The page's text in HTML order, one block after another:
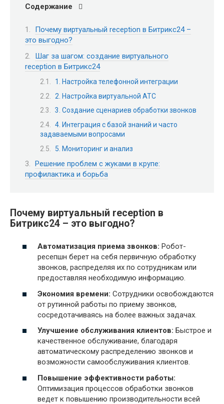
Содержание
Почему виртуальный reception в Битрикс24 –
это выгодно?
Шаг за шагом: создание виртуального
reception в Битрикс24
1. Настройка телефонной интеграции
2. Настройка виртуальной АТС
3. Создание сценариев обработки звонков
4. Интеграция с базой знаний и часто
задаваемыми вопросами
5. Мониторинг и анализ
Решение проблем с жуками в крупе:
профилактика и борьба
Почему виртуальный reception в
Битрикс24 – это выгодно?
Автоматизация приема звонков: Робот-
ресепшн берет на себя первичную обработку
звонков, распределяя их по сотрудникам или
предоставляя необходимую информацию.
Экономия времени: Сотрудники освобождаются
от рутинной работы по приему звонков,
сосредотачиваясь на более важных задачах.
Улучшение обслуживания клиентов: Быстрое и
качественное обслуживание, благодаря
автоматическому распределению звонков и
возможности самообслуживания клиентов.
Повышение эффективности работы:
Оптимизация процессов обработки звонков
ведет к повышению производительности всей